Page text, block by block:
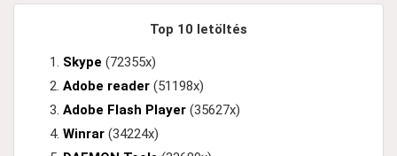
Top 10 letöltés
Skype (72355x)
Adobe reader (51198x)
Adobe Flash Player (35627x)
Winrar (34224x)